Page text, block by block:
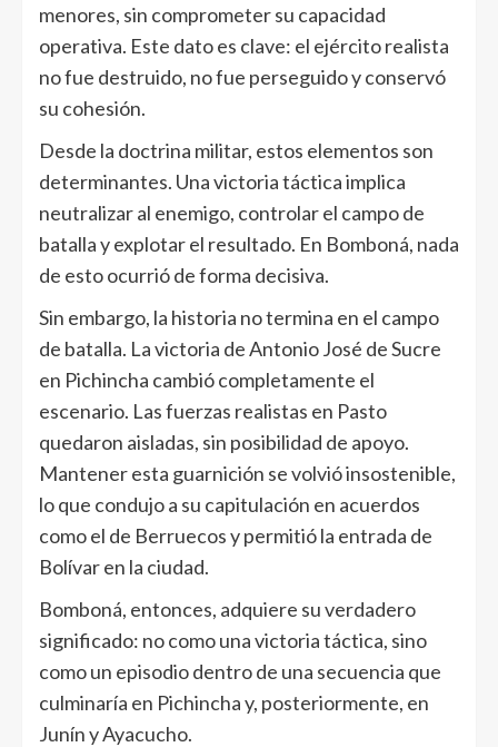
menores, sin comprometer su capacidad
operativa. Este dato es clave: el ejército realista
no fue destruido, no fue perseguido y conservó
su cohesión.
Desde la doctrina militar, estos elementos son
determinantes. Una victoria táctica implica
neutralizar al enemigo, controlar el campo de
batalla y explotar el resultado. En Bomboná, nada
de esto ocurrió de forma decisiva.
Sin embargo, la historia no termina en el campo
de batalla. La victoria de Antonio José de Sucre
en Pichincha cambió completamente el
escenario. Las fuerzas realistas en Pasto
quedaron aisladas, sin posibilidad de apoyo.
Mantener esta guarnición se volvió insostenible,
lo que condujo a su capitulación en acuerdos
como el de Berruecos y permitió la entrada de
Bolívar en la ciudad.
Bomboná, entonces, adquiere su verdadero
significado: no como una victoria táctica, sino
como un episodio dentro de una secuencia que
culminaría en Pichincha y, posteriormente, en
Junín y Ayacucho.